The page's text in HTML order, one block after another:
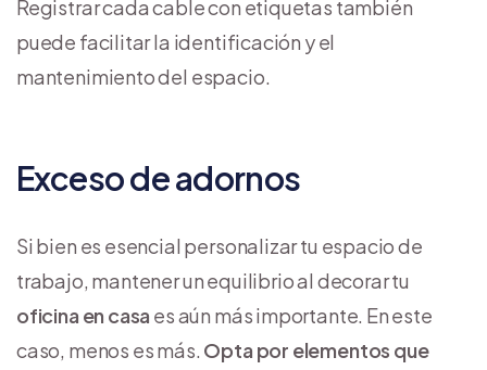
Registrar cada cable con etiquetas también
puede facilitar la identificación y el
mantenimiento del espacio.
Exceso de adornos
Si bien es esencial personalizar tu espacio de
trabajo, mantener un equilibrio al decorar tu
oficina en casa es aún más importante. En este
caso, menos es más. Opta por elementos que